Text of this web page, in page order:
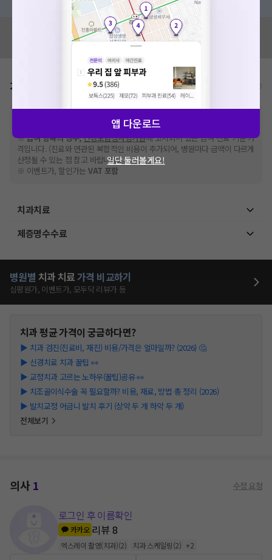
혹시 잘못된 병원정보가 있나요?
모두닥 팀에 알려주세요!
가격표 비급여/급여 진료란?
추가비용 등으로 실제 가격과 상이할 수 있으니, 정확
한 가격은 해당 의료기관에 직접 문의해주세요.
※급여 항목의 경우,건강보험심사평가원에 고지되어 있는 급여 진료 기준 가
격입니다. (진료와 연관된 복합적인 비용이 추가되어, 병원마다 금액이 다르게
산정될 수 있는 점 참고 바랍니다.)
※ 이벤트가, 할인가는VAT 포함
치과치료
제증명수수료
병원별 치과 치료가격 비교하기
심평원가, 이벤트가, 모두닥 리뷰가 등
치과평균 가격이 궁금하다면?
▶ 치과 검진(진료비, 재진) 비용/가격은 얼마일까? (2026) 🤔
▶ 신경치료 치과 꿀팁 👀
▶ 교정치과 고르는 노하우(꿀팁)공유 👀
▶ 치조골이식수술 꼭 필요할까? 비용, 재료, 방법 총 정리 (2026)
▶ 발치교정 어금니 발치 후기 (상악 두 개 하악 두 개)
전체보기
의사1 수정 요청
로그인 후 이름확인
카카오 리뷰8
엑스레이 촬영(치과)(2) 치과 스케일링(2) +2
앱 다운로드
일단 둘러볼게요!